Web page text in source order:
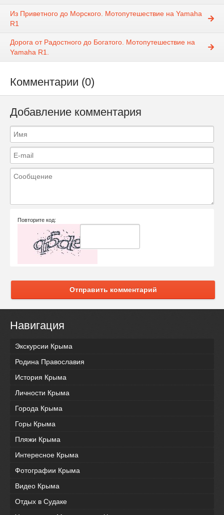
Из Приветного до Морского. Мотопутешествие на Yamaha
R1
Дорога от Радостного до Богатого. Мотопутешествие на
Yamaha R1.
Комментарии (0)
Добавление комментария
Повторите код:
Отправить комментарий
Навигация
Экскурсии Крыма
Родина Православия
История Крыма
Личности Крыма
Города Крыма
Горы Крыма
Пляжи Крыма
Интересное Крыма
Фотографии Крыма
Видео Крыма
Отдых в Судаке